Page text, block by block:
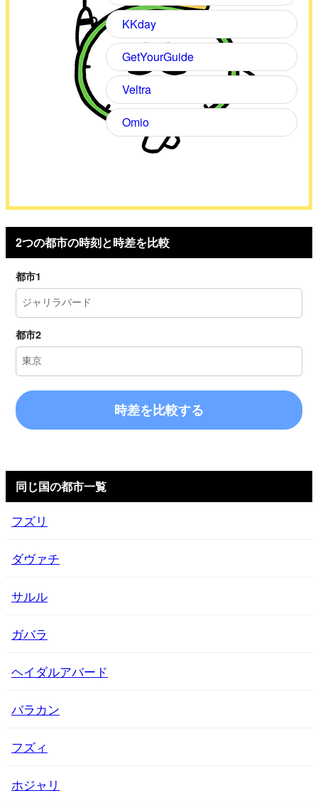
KKday
GetYourGuide
Veltra
Omio
2つの都市の時刻と時差を比較
都市1
都市2
時差を比較する
同じ国の都市一覧
フズリ
ダヴァチ
サルル
ガバラ
ヘイダルアバード
バラカン
フズィ
ホジャリ